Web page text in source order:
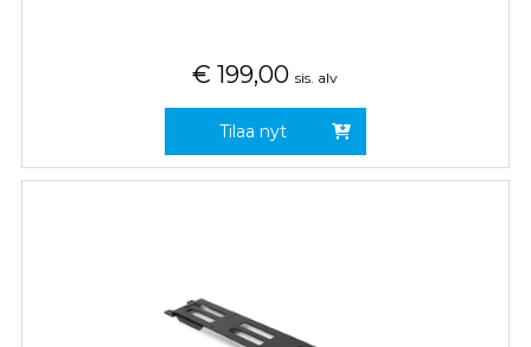
€ 199,00 sis. alv
Tilaa nyt